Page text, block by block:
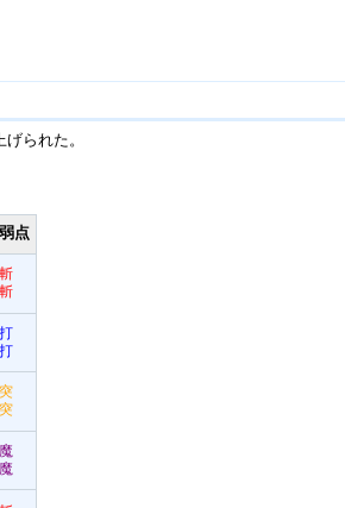
られた。
弱点
斬
斬
打
打
突
突
魔
魔